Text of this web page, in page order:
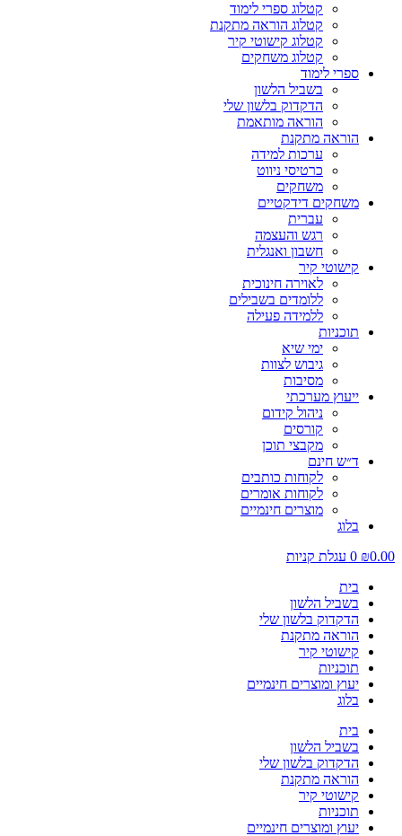
קטלוג ספרי לימוד
קטלוג הוראה מתקנת
קטלוג קישוטי קיר
קטלוג משחקים
ספרי לימוד
בשביל הלשון
הדקדוק בלשון שלי
הוראה מותאמת
הוראה מתקנת
ערכות למידה
כרטיסי ניווט
משחקים
משחקים דידקטיים
עברית
רגש והעצמה
חשבון ואנגלית
קישוטי קיר
לאוירה חינוכית
ללומדים בשבילים
ללמידה פעילה
תוכניות
ימי שיא
גיבוש לצוות
מסיבות
ייעוץ מערכתי
ניהול קידום
קורסים
מקבצי תוכן
ד״ש חינם
לקוחות כותבים
לקוחות אומרים
מוצרים חינמיים
0 עגלת קניות
בשביל הלשון
הדקדוק בלשון שלי
הוראה מתקנת
קישוטי קיר
תוכניות
יעוץ ומוצרים חינמיים
בשביל הלשון
הדקדוק בלשון שלי
הוראה מתקנת
קישוטי קיר
תוכניות
יעוץ ומוצרים חינמיים